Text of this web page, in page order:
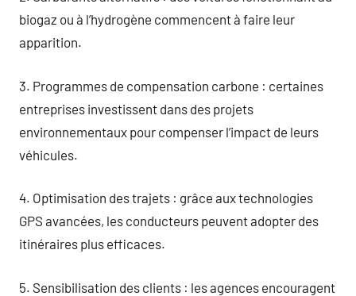
biogaz ou à l’hydrogène commencent à faire leur
apparition.
3. Programmes de compensation carbone : certaines
entreprises investissent dans des projets
environnementaux pour compenser l’impact de leurs
véhicules.
4. Optimisation des trajets : grâce aux technologies
GPS avancées, les conducteurs peuvent adopter des
itinéraires plus efficaces.
5. Sensibilisation des clients : les agences encouragent